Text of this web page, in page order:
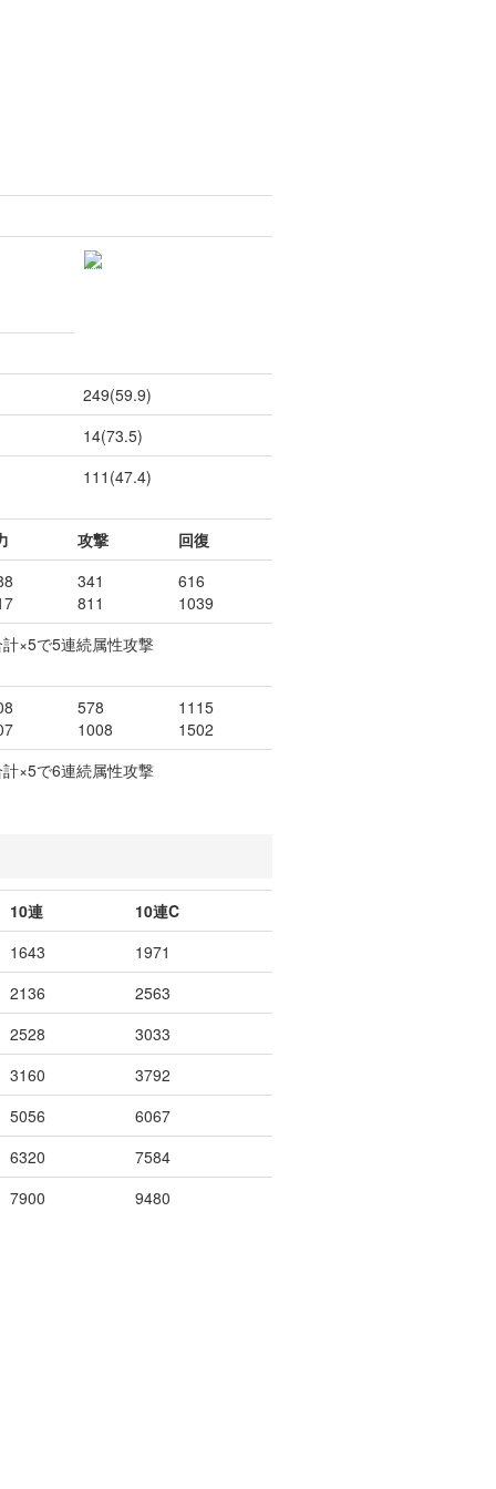
249(59.9)
14(73.5)
111(47.4)
攻撃
回復
341
811
616
1039
×5で5連続属性攻撃
578
1008
1115
1502
×5で6連続属性攻撃
10連
10連C
1643
1971
2136
2563
2528
3033
3160
3792
5056
6067
6320
7584
7900 9480